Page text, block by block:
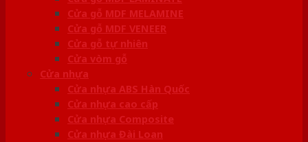
Cửa gỗ MDF MELAMINE
Cửa gỗ MDF VENEER
Cửa gỗ tự nhiên
Cửa vòm gỗ
Cửa nhựa
Cửa nhựa ABS Hàn Quốc
Cửa nhựa cao cấp
Cửa nhựa Composite
Cửa nhựa Đài Loan